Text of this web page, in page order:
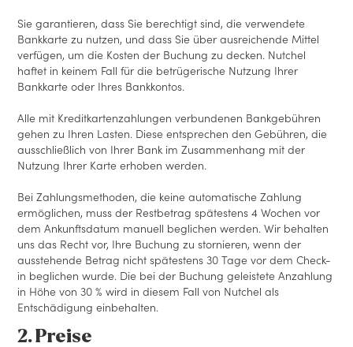
Sie garantieren, dass Sie berechtigt sind, die verwendete
Bankkarte zu nutzen, und dass Sie über ausreichende Mittel
verfügen, um die Kosten der Buchung zu decken. Nutchel
haftet in keinem Fall für die betrügerische Nutzung Ihrer
Bankkarte oder Ihres Bankkontos.
Alle mit Kreditkartenzahlungen verbundenen Bankgebühren
gehen zu Ihren Lasten. Diese entsprechen den Gebühren, die
ausschließlich von Ihrer Bank im Zusammenhang mit der
Nutzung Ihrer Karte erhoben werden.
Bei Zahlungsmethoden, die keine automatische Zahlung
ermöglichen, muss der Restbetrag spätestens 4 Wochen vor
dem Ankunftsdatum manuell beglichen werden. Wir behalten
uns das Recht vor, Ihre Buchung zu stornieren, wenn der
ausstehende Betrag nicht spätestens 30 Tage vor dem Check-
in beglichen wurde. Die bei der Buchung geleistete Anzahlung
in Höhe von 30 % wird in diesem Fall von Nutchel als
Entschädigung einbehalten.
2. Preise